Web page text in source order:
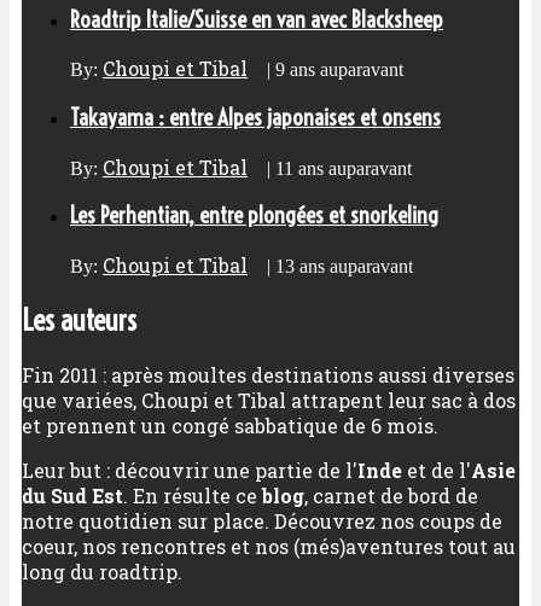
Roadtrip Italie/Suisse en van avec Blacksheep
By: Choupi et Tibal | 9 ans auparavant
Takayama : entre Alpes japonaises et onsens
By: Choupi et Tibal | 11 ans auparavant
Les Perhentian, entre plongées et snorkeling
By: Choupi et Tibal | 13 ans auparavant
Les auteurs
Fin 2011 : après moultes destinations aussi diverses
que variées, Choupi et Tibal attrapent leur sac à dos
et prennent un congé sabbatique de 6 mois.
Leur but : découvrir une partie de l'Inde et de l'Asie
du Sud Est. En résulte ceblog, carnet de bord de
notre quotidien sur place. Découvrez nos coups de
coeur, nos rencontres et nos (més)aventures tout au
long du roadtrip.